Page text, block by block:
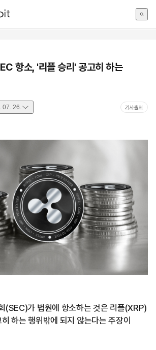
항소, '리플 승리' 공고히 하는
07. 26. 기사출처
(SEC)가 법원에 항소하는 것은 리플(XRP)
하는 행위밖에 되지 않는다는 주장이